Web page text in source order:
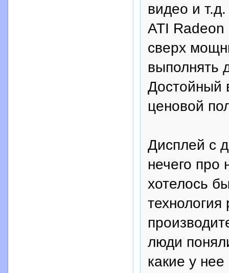
видео и
ATI
сверх
выполнять
Достойный
ценовой
Дисплей с
нечего про
хотелось
люди
какие у нее